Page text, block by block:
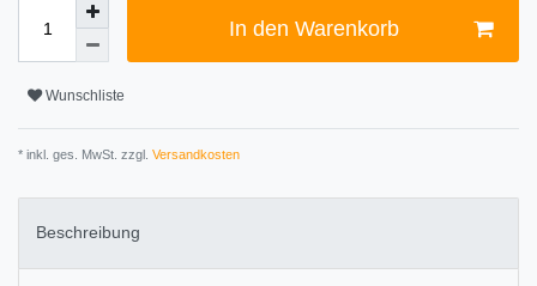
In den Warenkorb
Wunschliste
* inkl. ges. MwSt. zzgl. Versandkosten
Beschreibung